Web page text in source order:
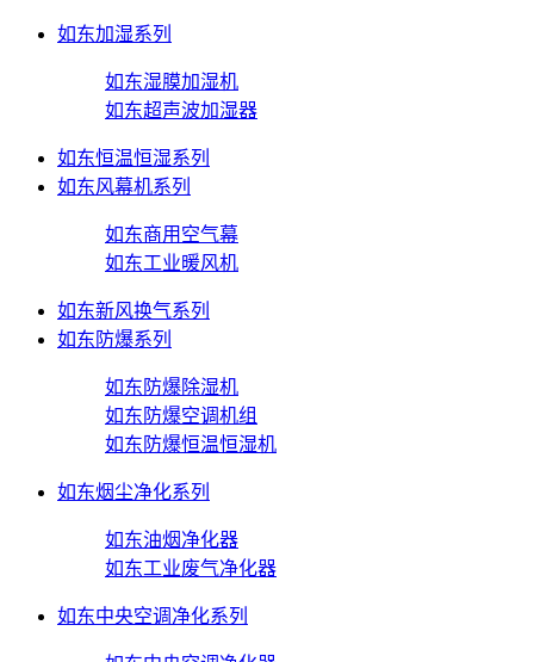
如东加湿系列
如东湿膜加湿机
如东超声波加湿器
如东恒温恒湿系列
如东风幕机系列
如东商用空气幕
如东工业暖风机
如东新风换气系列
如东防爆系列
如东防爆除湿机
如东防爆空调机组
如东防爆恒温恒湿机
如东烟尘净化系列
如东油烟净化器
如东工业废气净化器
如东中央空调净化系列